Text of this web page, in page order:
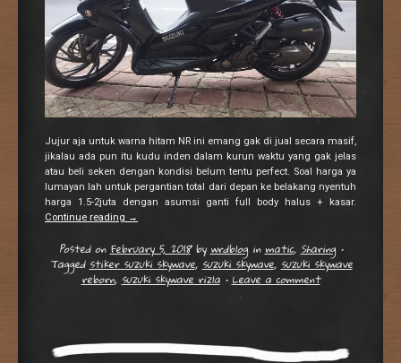
Jujur aja untuk warna hitam NR ini emang gak di jual secara masif,
jikalau ada pun itu kudu inden dalam kurun waktu yang gak jelas
atau beli seken dengan kondisi belum tentu perfect. Soal harga ya
lumayan lah untuk pergantian total dari depan ke belakang nyentuh
harga 1.5-2juta dengan asumsi ganti full body halus + kasar.
Continue reading →
Posted on February 5, 2018by wrdblog in matic, Sharing •
Tagged stiker suzuki skywave, suzuki skywave, suzuki skywave
reborn, suzuki skywave rizla • Leave a comment